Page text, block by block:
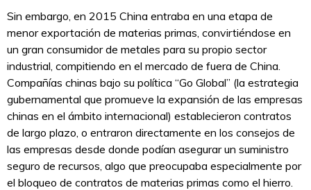
Sin embargo, en 2015 China entraba en una etapa de
menor exportación de materias primas, convirtiéndose en
un gran consumidor de metales para su propio sector
industrial, compitiendo en el mercado de fuera de China.
Compañías chinas bajo su política “Go Global” (la estrategia
gubernamental que promueve la expansión de las empresas
chinas en el ámbito internacional) establecieron contratos
de largo plazo, o entraron directamente en los consejos de
las empresas desde donde podían asegurar un suministro
seguro de recursos, algo que preocupaba especialmente por
el bloqueo de contratos de materias primas como el hierro.